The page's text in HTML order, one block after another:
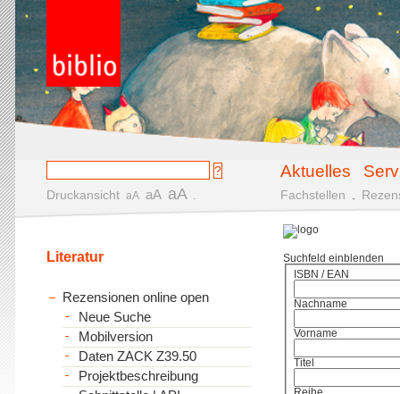
Aktuelles
Druckansicht aA aA aA Fachstellen
Suchfeld einblenden
ISBN / EAN
Nachname
Vorname
Titel
Literatur
Rezensionen online open
Neue Suche
Mobilversion
Daten ZACK Z39.50
Projektbeschreibung